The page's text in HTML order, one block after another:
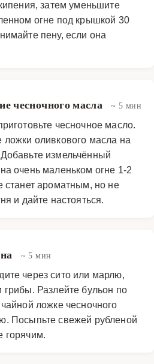
затем уменьшите
огне под крышкой 30
пену, если она
чесночного масла ~ 5 мин
чесночное масло.
ложки оливкового масла на
измельчённый
очень маленьком огне 1-2
станет ароматным, но не
и дайте настояться.
~ 5 мин
через сито или марлю,
Разлейте бульон по
ложке чесночного
Посыпьте свежей рубленой
горячим.